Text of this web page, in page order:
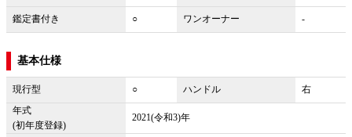
鑑定書付き ○ ワンオーナー -
基本仕様
現行型 ○ ハンドル
右
年式
(初年度登録)
2021(令和3)年